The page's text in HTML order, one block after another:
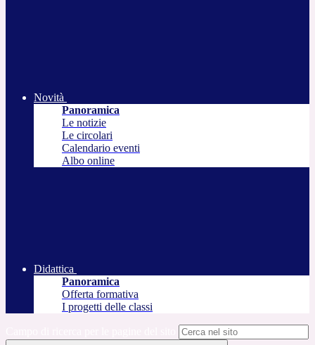
Novità
Panoramica
Le notizie
Le circolari
Calendario eventi
Albo online
Didattica
Panoramica
Offerta formativa
I progetti delle classi